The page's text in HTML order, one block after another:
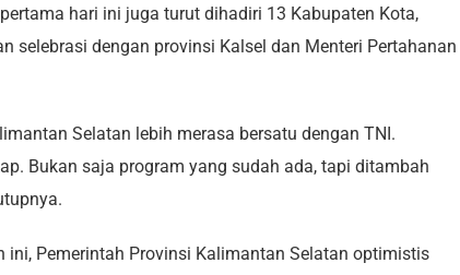
hari ini juga turut dihadiri 13 Kabupaten Kota,
selebrasi dengan provinsi Kalsel dan Menteri Pertahanan
Selatan lebih merasa bersatu dengan TNI.
Bukan saja program yang sudah ada, tapi ditambah
ini, Pemerintah Provinsi Kalimantan Selatan optimistis